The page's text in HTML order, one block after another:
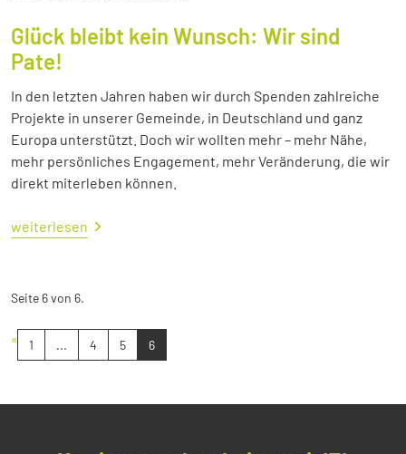
Glück bleibt kein Wunsch: Wir sind
Pate!
In den letzten Jahren haben wir durch Spenden zahlreiche
Projekte in unserer Gemeinde, in Deutschland und ganz
Europa unterstützt. Doch wir wollten mehr – mehr Nähe,
mehr persönliches Engagement, mehr Veränderung, die wir
direkt miterleben können.
weiterlesen
Seite 6 von 6.
« 1 ... 4 5 6